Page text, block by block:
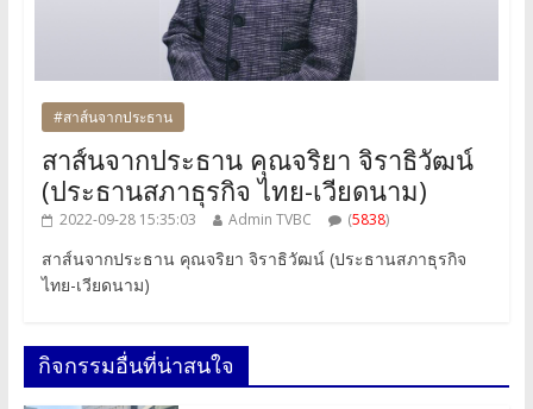
#สาส์นจากประธาน
สาส์นจากประธาน คุณจริยา จิราธิวัฒน์
(ประธานสภาธุรกิจ ไทย-เวียดนาม)
2022-09-28 15:35:03 Admin TVBC (5838)
สาส์นจากประธาน คุณจริยา จิราธิวัฒน์ (ประธานสภาธุรกิจ
ไทย-เวียดนาม)
กิจกรรมอื่นที่น่าสนใจ